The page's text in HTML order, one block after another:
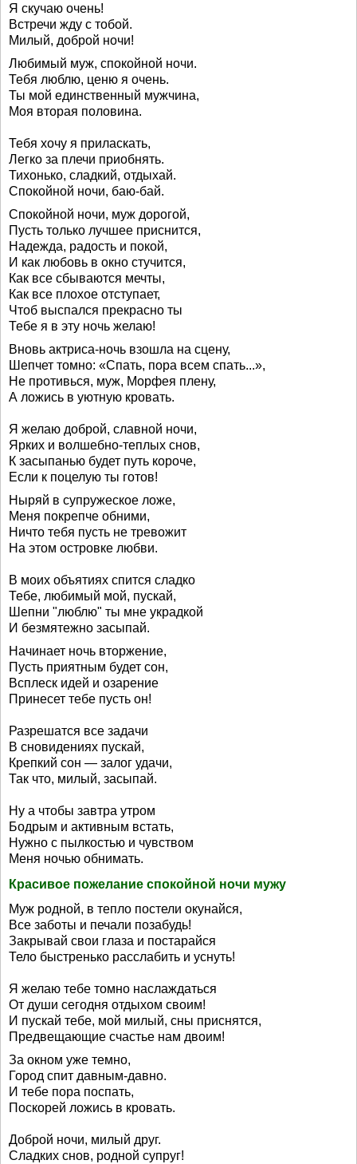
Я скучаю очень!
Встречи жду с тобой.
Милый, доброй ночи!
Любимый муж, спокойной ночи.
Тебя люблю, ценю я очень.
Ты мой единственный мужчина,
Моя вторая половина.
Тебя хочу я приласкать,
Легко за плечи приобнять.
Тихонько, сладкий, отдыхай.
Спокойной ночи, баю-бай.
Спокойной ночи, муж дорогой,
Пусть только лучшее приснится,
Надежда, радость и покой,
И как любовь в окно стучится,
Как все сбываются мечты,
Как все плохое отступает,
Чтоб выспался прекрасно ты
Тебе я в эту ночь желаю!
Вновь актриса-ночь взошла на сцену,
Шепчет томно: «Спать, пора всем спать...»,
Не противься, муж, Морфея плену,
А ложись в уютную кровать.
Я желаю доброй, славной ночи,
Ярких и волшебно-теплых снов,
К засыпанью будет путь короче,
Если к поцелую ты готов!
Ныряй в супружеское ложе,
Меня покрепче обними,
Ничто тебя пусть не тревожит
На этом островке любви.
В моих объятиях спится сладко
Тебе, любимый мой, пускай,
Шепни "люблю" ты мне украдкой
И безмятежно засыпай.
Начинает ночь вторжение,
Пусть приятным будет сон,
Всплеск идей и озарение
Принесет тебе пусть он!
Разрешатся все задачи
В сновидениях пускай,
Крепкий сон — залог удачи,
Так что, милый, засыпай.
Ну а чтобы завтра утром
Бодрым и активным встать,
Нужно с пылкостью и чувством
Меня ночью обнимать.
Красивое пожелание спокойной ночи мужу
Муж родной, в тепло постели окунайся,
Все заботы и печали позабудь!
Закрывай свои глаза и постарайся
Тело быстренько расслабить и уснуть!
Я желаю тебе томно наслаждаться
От души сегодня отдыхом своим!
И пускай тебе, мой милый, сны приснятся,
Предвещающие счастье нам двоим!
За окном уже темно,
Город спит давным-давно.
И тебе пора поспать,
Поскорей ложись в кровать.
Доброй ночи, милый друг.
Сладких снов, родной супруг!